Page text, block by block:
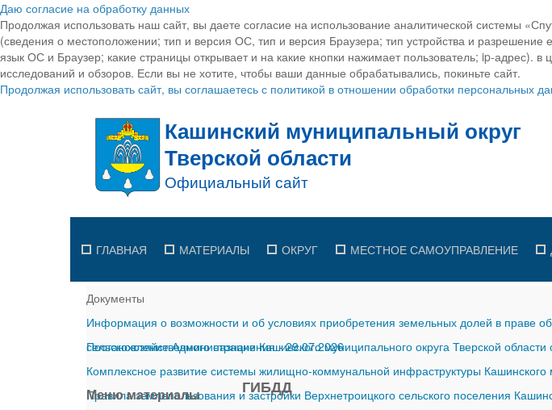
Даю согласие на обработку данных
Продолжая использовать наш сайт, вы даете согласие на использование аналитической системы
(сведения о местоположении; тип и версия ОС, тип и версия Браузера; тип устройства и разрешение
язык ОС и Браузер; какие страницы открывает и на какие кнопки нажимает пользователь; ip-адрес).
исследований и обзоров. Если вы не хотите, чтобы ваши данные обрабатывались, покиньте сайт.
Продолжая использовать сайт, вы соглашаетесь с политикой в отношении обработки персональных
ГЛАВНАЯ МАТЕРИАЛЫ ОКРУГ МЕСТНОЕ САМОУПРАВЛЕНИЕ
Документы
Информация о возможности и об условиях приобретения земельных долей в праве
сельскохозяйственного назначения-29.07.2026
Постановление Администрации Кашинского муниципального округа Тверской
Комплексное развитие системы жилищно-коммунальной инфраструктуры Кашинского
Правила землепользования и застройки Верхнетроицкого сельского поселения
Меню материалы ГИБДД